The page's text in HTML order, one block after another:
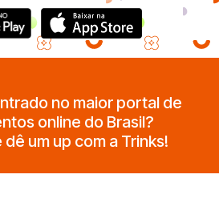
no maior portal de
online do Brasil?
dê um up com a Trinks!